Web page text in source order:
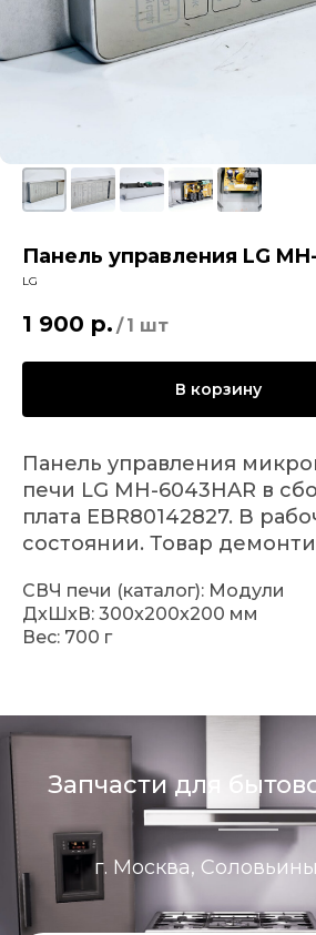
Панель управления LG
LG
1 900 р. / 1 шт
В корзину
Панель управления
печи LG MH-6043HAR в
плата EBR80142827. В
состоянии. Товар
СВЧ печи (каталог): Модули
ДxШxВ: 300x200x200 мм
Вес: 700 г
Запчасти для
г. Москва,